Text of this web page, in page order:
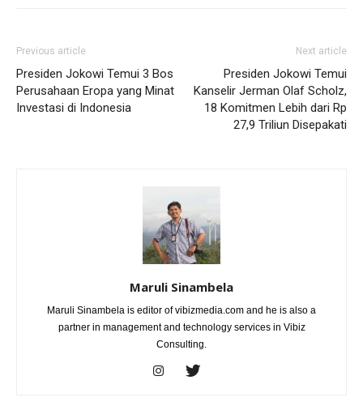
Previous article
Presiden Jokowi Temui 3 Bos
Perusahaan Eropa yang Minat
Investasi di Indonesia
Next article
Presiden Jokowi Temui
Kanselir Jerman Olaf Scholz,
18 Komitmen Lebih dari Rp
27,9 Triliun Disepakati
Maruli Sinambela
Maruli Sinambela is editor of vibizmedia.com and he is also a
partner in management and technology services in Vibiz
Consulting.